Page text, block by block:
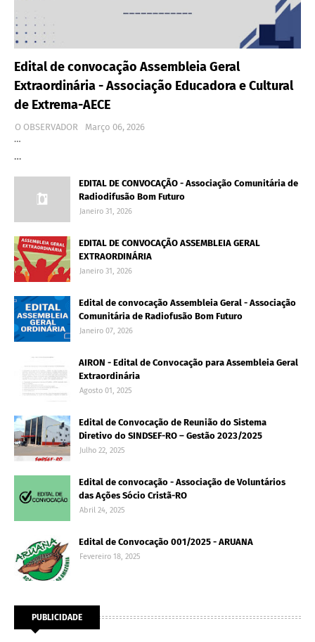
Edital de convocação Assembleia Geral
Extraordinária - Associação Educadora e Cultural
de Extrema-AECE
O OBSERVADOR
Março 06, 2026
…
…
EDITAL DE CONVOCAÇÃO - Associação Comunitária de
Radiodifusão Bom Futuro
Janeiro 31, 2026
EDITAL DE CONVOCAÇÃO ASSEMBLEIA GERAL
EXTRAORDINÁRIA
Janeiro 31, 2026
Edital de convocação Assembleia Geral - Associação
Comunitária de Radiofusão Bom Futuro
Janeiro 07, 2026
AIRON - Edital de Convocação para Assembleia Geral
Extraordinária
Agosto 01, 2025
Edital de Convocação de Reunião do Sistema
Diretivo do SINDSEF-RO – Gestão 2023/2025
Julho 22, 2025
Edital de convocação - Associação de Voluntários
das Ações Sócio Cristã-RO
Abril 24, 2025
Edital de Convocação 001/2025 - ARUANA
Fevereiro 18, 2025
PUBLICIDADE